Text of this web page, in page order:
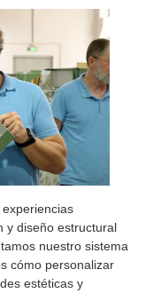
y diseño estructural
nuestro sistema
cómo personalizar
estéticas y